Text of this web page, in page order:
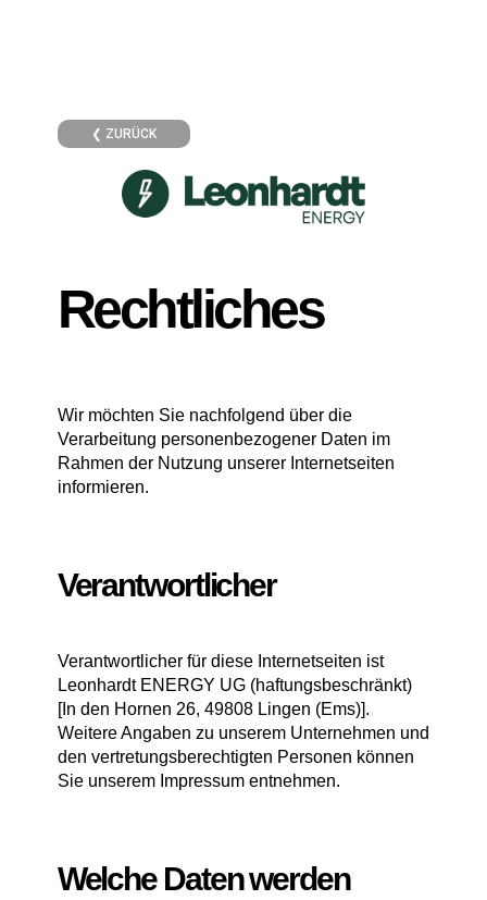
❮ ZURÜCK
Rechtliches
Wir möchten Sie nachfolgend über die
Verarbeitung personenbezogener Daten im
Rahmen der Nutzung unserer Internetseiten
informieren.
Verantwortlicher
Verantwortlicher für diese Internetseiten ist
Leonhardt ENERGY UG (haftungsbeschränkt)
[In den Hornen 26, 49808 Lingen (Ems)].
Weitere Angaben zu unserem Unternehmen und
den vertretungsberechtigten Personen können
Sie unserem Impressum entnehmen.
Welche Daten werden